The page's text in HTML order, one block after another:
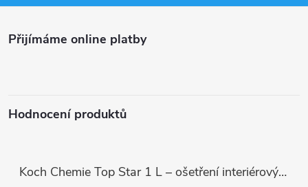
a
Přijímáme online platby
Hodnocení produktů
Koch Chemie Top Star 1 L – ošetření interiérových plastů, ochrana a matný vzhled